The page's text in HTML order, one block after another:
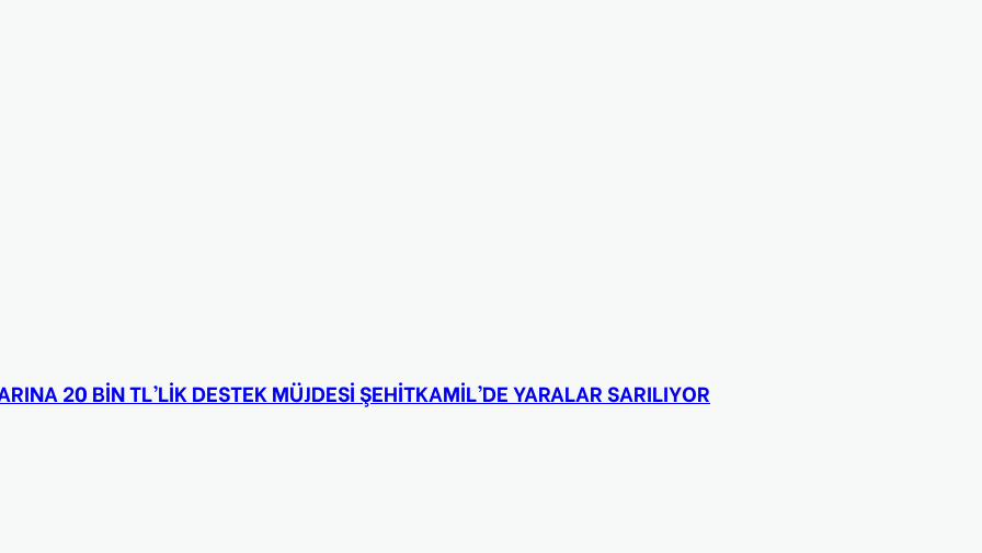
20 BİN TL’LİK DESTEK MÜJDESİ ŞEHİTKAMİL’DE YARALAR SARILIYOR